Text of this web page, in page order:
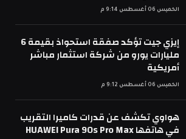
الخميس 06 أغسطس 9:14 م
إيزي جيت تؤكد صفقة استحواذ بقيمة 6
مليارات يورو من شركة استثمار مباشر
أمريكية
الخميس 06 أغسطس 9:12 م
هواوي تكشف عن قدرات كاميرا التقريب
في هاتفها HUAWEI Pura 90s Pro Max